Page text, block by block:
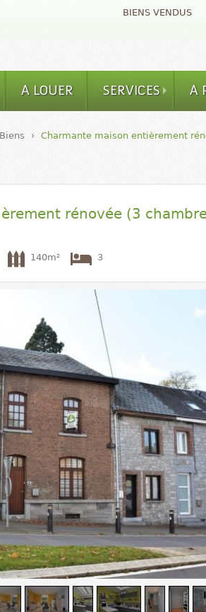
Aller au contenu
BIENS VENDUS
A LOUER SERVICES A
Biens › Charmante maison entièrement
rénovée (3
140m² 3